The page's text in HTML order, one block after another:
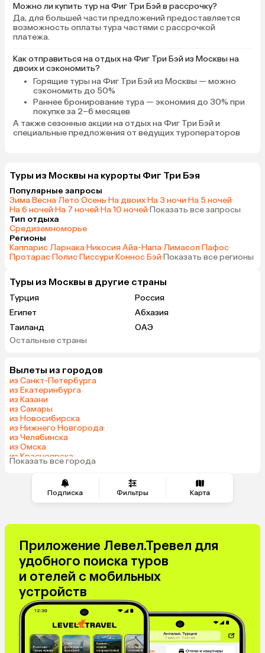
Подписка Фильтры Карта
Можно ли купить тур на Фиг Три Бэй в рассрочку?
Да, для большей части предложений предоставляется
возможность оплаты тура частями с рассрочкой
платежа.
Как отправиться на отдых на Фиг Три Бэй из Москвы на
двоих и сэкономить?
Горящие туры на Фиг Три Бэй из Москвы — можно
сэкономить до 50%
Раннее бронирование тура — экономия до 30% при
покупке за 2–6 месяцев
А такжесезонные акции на отдых на Фиг Три Бэй и
специальные предложения от ведущих туроператоров
Туры из Москвы на курорты Фиг Три Бэя
Популярные запросы
Зима·Весна·Лето·Осень·На двоих·На 3 ночи·На 5 ночей·
На 6 ночей·На 7 ночей·На 10 ночей·Показать все запросы
Тип отдыха
Средиземноморье
Регионы
Каппарис·Ларнака·Никосия·Айа-Напа·Лимасол·Пафос·
Протарас·Полис·Писсури·Коннос Бэй·Показать все регионы
Туры из Москвы в другие страны
Турция
Россия
Египет
Абхазия
Таиланд
ОАЭ
Вьетнам
Шри-Ланка
Маврикий
Марокко
Малайзия
Куба
Остальные страны
Вылеты из городов
из Санкт-Петербурга
из Екатеринбурга
из Казани
из Самары
из Новосибирска
из Нижнего Новгорода
из Челябинска
из Омска
из Красноярска
из Волгограда
Показать все города
Приложение Левел.Тревел для
удобного поиска туров
и отелей с мобильных
устройств